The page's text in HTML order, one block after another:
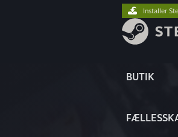
BUTIK
Installer